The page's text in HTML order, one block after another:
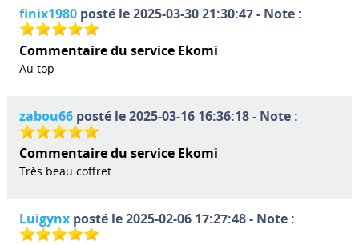
finix1980posté le 2025-03-30 21:30:47 - Note :
Commentaire du service Ekomi
Au top
zabou66posté le 2025-03-16 16:36:18 - Note :
Commentaire du service Ekomi
Très beau coffret.
Luigynxposté le 2025-02-06 17:27:48 - Note :